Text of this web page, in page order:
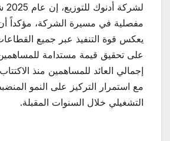
مفصلية في مسيرة الشركة، مؤكداً أن
يعكس قوة التنفيذ عبر جميع
على تحقيق قيمة مستدامة
إجمالي العائد للمساهمين منذ
مع استمرار التركيز على النمو
التشغيلي خلال السنوات المقبلة.